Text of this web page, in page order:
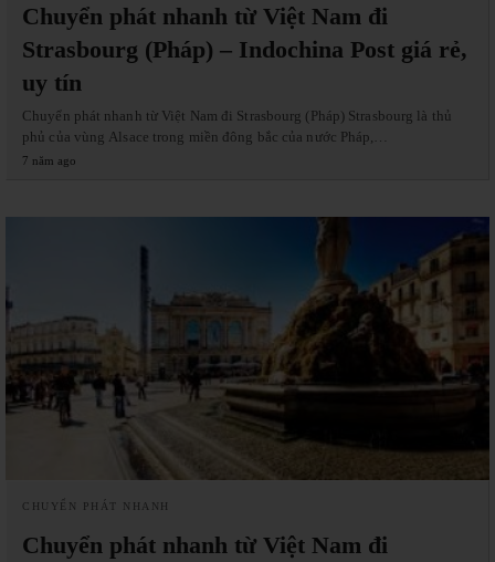
Chuyển phát nhanh từ Việt Nam đi
Strasbourg (Pháp) – Indochina Post giá rẻ,
uy tín
Chuyển phát nhanh từ Việt Nam đi Strasbourg (Pháp) Strasbourg là thủ
phủ của vùng Alsace trong miền đông bắc của nước Pháp,…
7 năm ago
CHUYỂN PHÁT NHANH
Chuyển phát nhanh từ Việt Nam đi